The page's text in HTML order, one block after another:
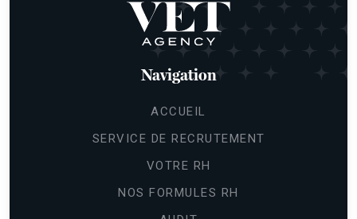
Navigation
ACCUEIL
SERVICE DE RECRUTEMENT
VOTRE RH
NOS FORMULES RH